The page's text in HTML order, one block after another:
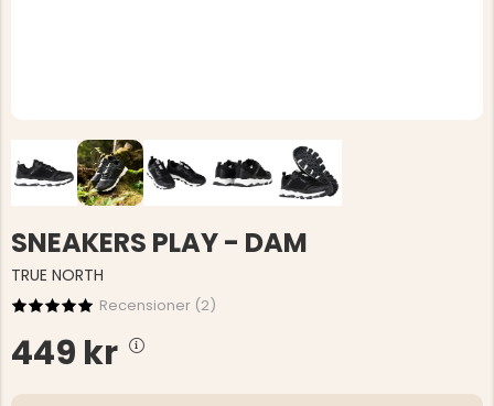
SNEAKERS PLAY - DAM
TRUE NORTH
Recensioner (2)
449 kr